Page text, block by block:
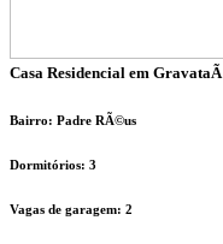
Casa Residencial em GravataÃ­
Bairro: Padre RÃ©us
Dormitórios: 3
Vagas de garagem: 2